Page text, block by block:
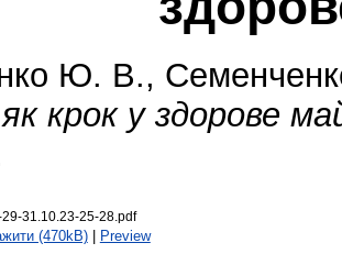
Ю. В.,
крок у здорове
31.10.23-25-28.pdf
(470kB)| Preview